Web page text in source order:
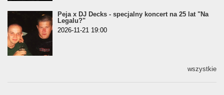
Peja x DJ Decks - specjalny koncert na 25 lat "Na
Legalu?"
2026-11-21 19:00
wszystkie